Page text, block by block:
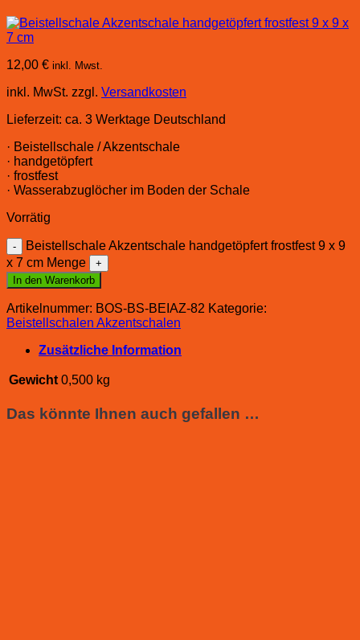
12,00 € inkl. Mwst.
inkl. MwSt. zzgl. Versandkosten
Lieferzeit: ca. 3 Werktage Deutschland
· Beistellschale / Akzentschale
· handgetöpfert
· frostfest
· Wasserabzuglöcher im Boden der Schale
Vorrätig
Beistellschale Akzentschale handgetöpfert frostfest 9 x 9
x 7 cm Menge
In den Warenkorb
Artikelnummer: BOS-BS-BEIAZ-82 Kategorie:
Beistellschalen Akzentschalen
Zusätzliche Information
Gewicht 0,500 kg
Das könnte Ihnen auch gefallen …